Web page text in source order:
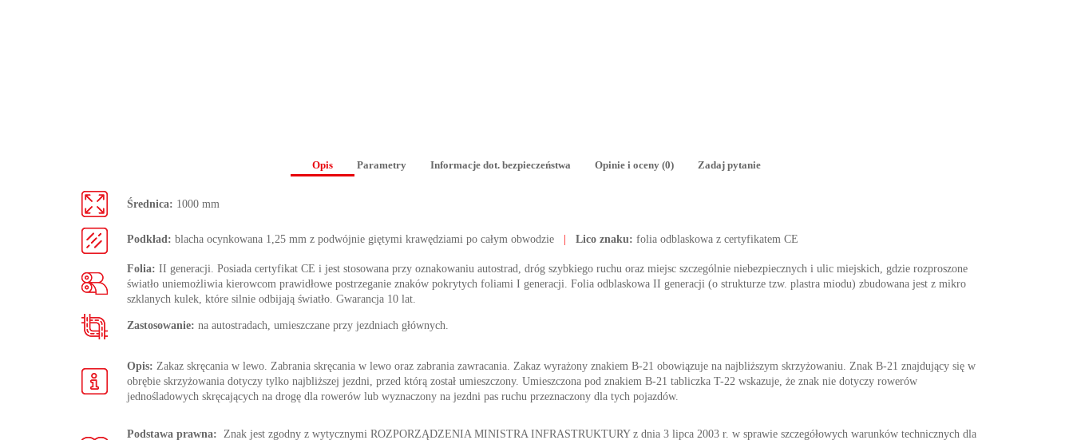
Opis Parametry Informacje dot. bezpieczeństwa Opinie i oceny (0) Zadaj pytanie
Średnica: 1000 mm
Podkład: blacha ocynkowana 1,25 mm z podwójnie giętymi krawędziami po całym obwodzie Lico znaku: folia odblaskowa z certyfikatem CE
Folia: II generacji. Posiada certyfikat CE i jest stosowana przy oznakowaniu autostrad, dróg szybkiego ruchu oraz miejsc szczególnie niebezpiecznych i ulic miejskich, gdzie rozproszone
światło uniemożliwia kierowcom prawidłowe postrzeganie znaków pokrytych foliami I generacji. Folia odblaskowa II generacji (o strukturze tzw. plastra miodu) zbudowana jest z mikro
szklanych kulek, które silnie odbijają światło. Gwarancja 10 lat.
Zastosowanie: na autostradach, umieszczane przy jezdniach głównych.
Opis: Zakaz skręcania w lewo. Zabrania skręcania w lewo oraz zabrania zawracania. Zakaz wyrażony znakiem B-21 obowiązuje na najbliższym skrzyżowaniu. Znak B-21 znajdujący się w
obrębie skrzyżowania dotyczy tylko najbliższej jezdni, przed którą został umieszczony. Umieszczona pod znakiem B-21 tabliczka T-22 wskazuje, że znak nie dotyczy rowerów
jednośladowych skręcających na drogę dla rowerów lub wyznaczony na jezdni pas ruchu przeznaczony dla tych pojazdów.
Podstawa prawna: Znak jest zgodny z wytycznymi ROZPORZĄDZENIA MINISTRA INFRASTRUKTURY z dnia 3 lipca 2003 r. w sprawie szczegółowych warunków technicznych dla